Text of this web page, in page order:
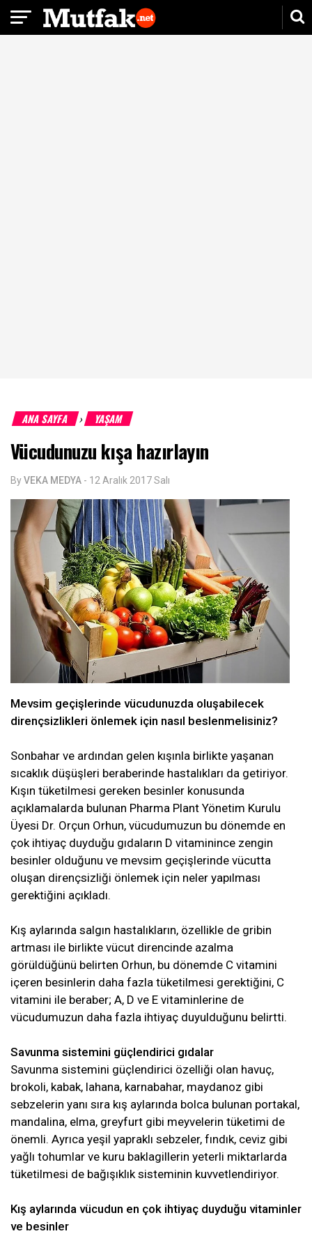
ANA SAYFA › YAŞAM
Vücudunuzu kışa hazırlayın
ByVEKA MEDYA - 12 Aralık 2017 Salı
Mevsim geçişlerinde vücudunuzda oluşabilecek
dirençsizlikleri önlemek için nasıl beslenmelisiniz?
Sonbahar ve ardından gelen kışınla birlikte yaşanan
sıcaklık düşüşleri beraberinde hastalıkları da getiriyor.
Kışın tüketilmesi gereken besinler konusunda
açıklamalarda bulunan Pharma Plant Yönetim Kurulu
Üyesi Dr. Orçun Orhun, vücudumuzun bu dönemde en
çok ihtiyaç duyduğu gıdaların D vitaminince zengin
besinler olduğunu ve mevsim geçişlerinde vücutta
oluşan dirençsizliği önlemek için neler yapılması
gerektiğini açıkladı.
Kış aylarında salgın hastalıkların, özellikle de gribin
artması ile birlikte vücut direncinde azalma
görüldüğünü belirten Orhun, bu dönemde C vitamini
içeren besinlerin daha fazla tüketilmesi gerektiğini, C
vitamini ile beraber; A, D ve E vitaminlerine de
vücudumuzun daha fazla ihtiyaç duyulduğunu belirtti.
Savunma sistemini güçlendirici gıdalar
Savunma sistemini güçlendirici özelliği olan havuç,
brokoli, kabak, lahana, karnabahar, maydanoz gibi
sebzelerin yanı sıra kış aylarında bolca bulunan portakal,
mandalina, elma, greyfurt gibi meyvelerin tüketimi de
önemli. Ayrıca yeşil yapraklı sebzeler, fındık, ceviz gibi
yağlı tohumlar ve kuru baklagillerin yeterli miktarlarda
tüketilmesi de bağışıklık sisteminin kuvvetlendiriyor.
Kış aylarında vücudun en çok ihtiyaç duyduğu vitaminler
ve besinler